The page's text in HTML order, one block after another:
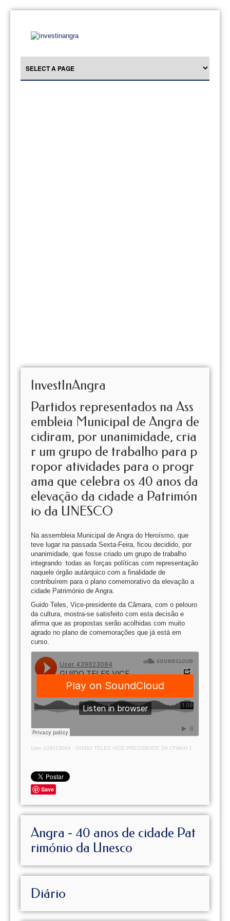
InvestInAngra
Partidos representados na Ass
embleia Municipal de Angra de
cidiram, por unanimidade, cria
r um grupo de trabalho para p
ropor atividades para o progr
ama que celebra os 40 anos da
elevação da cidade a Patrimón
io da UNESCO
Na assembleia Municipal de Angra do Heroísmo, que
teve lugar na passada Sexta-Feira, ficou decidido, por
unanimidade, que fosse criado um grupo de trabalho
integrando todas as forças políticas com representação
naquele órgão autárquico com a finalidade de
contribuírem para o plano comemorativo da elevação a
cidade Património de Angra.
Guido Teles, Vice-presidente da Câmara, com o pelouro
da cultura, mostra-se satisfeito com esta decisão e
afirma que as propostas serão acolhidas com muito
agrado no plano de comemorações que já está em
curso.
User 439623084 · GUIDO TELES VICE PRESIDENTE DA CFMAH 1
Save
Angra - 40 anos de cidade Pat
rimónio da Unesco
Diário